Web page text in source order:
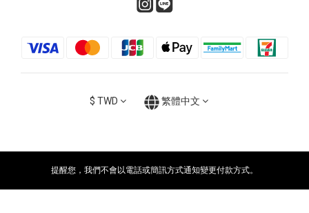
$ TWD 繁體中文
提醒您，我們不會以電話或簡訊方式通知變更付款方式。